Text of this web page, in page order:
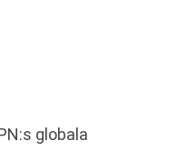
globala